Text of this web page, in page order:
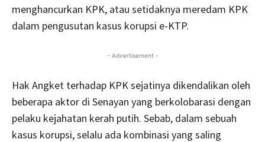
menghancurkan KPK, atau setidaknya meredam KPK
dalam pengusutan kasus korupsi e-KTP.
- Advertisement -
Hak Angket terhadap KPK sejatinya dikendalikan oleh
beberapa aktor di Senayan yang berkolobarasi dengan
pelaku kejahatan kerah putih. Sebab, dalam sebuah
kasus korupsi, selalu ada kombinasi yang saling